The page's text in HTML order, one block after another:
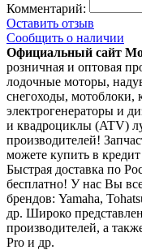
Комментарий:
Оставить отзыв
Сообщить о наличии
Официальный сайт
розничная и оптовая
лодочные моторы,
снегоходы, мотоблоки,
электрогенераторы и
и квадроциклы (ATV)
производителей!
можете купить в
Быстрая доставка по
бесплатно! У нас Вы
брендов: Yamaha,
др. Широко
производителей, а
Pro и др.